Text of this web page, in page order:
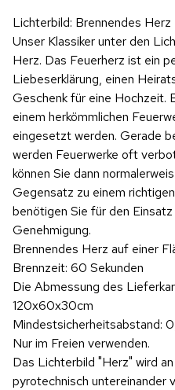
Produktvideo
Lichterbild: Brennendes Herz
Unser Klassiker unter den
Herz. Das Feuerherz ist ein
Liebeserklärung, einen
Geschenk für eine Hochzeit.
einem herkömmlichen
eingesetzt werden. Gerade
werden Feuerwerke oft
können Sie dann
Gegensatz zu einem
benötigen Sie für den
Genehmigung.
Brennendes Herz auf einer
Brennzeit: 60 Sekunden
Die Abmessung des
120x60x30cm
Mindestsicherheitsabstand:
Nur im Freien verwenden.
Das Lichterbild "Herz" wird
pyrotechnisch untereinander